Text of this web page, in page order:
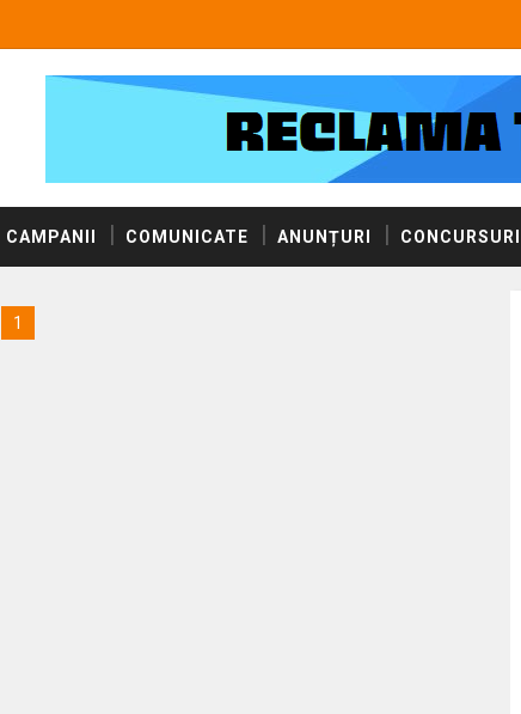
CAMPANII COMUNICATE ANUNȚURI CONCURSURI
1